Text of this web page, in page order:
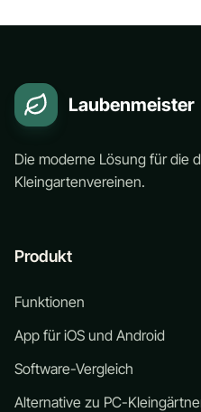
Laubenmeister
Die moderne Lösung für die
Kleingartenvereinen.
Produkt
Funktionen
App für iOS und Android
Software-Vergleich
Alternative zu PC-